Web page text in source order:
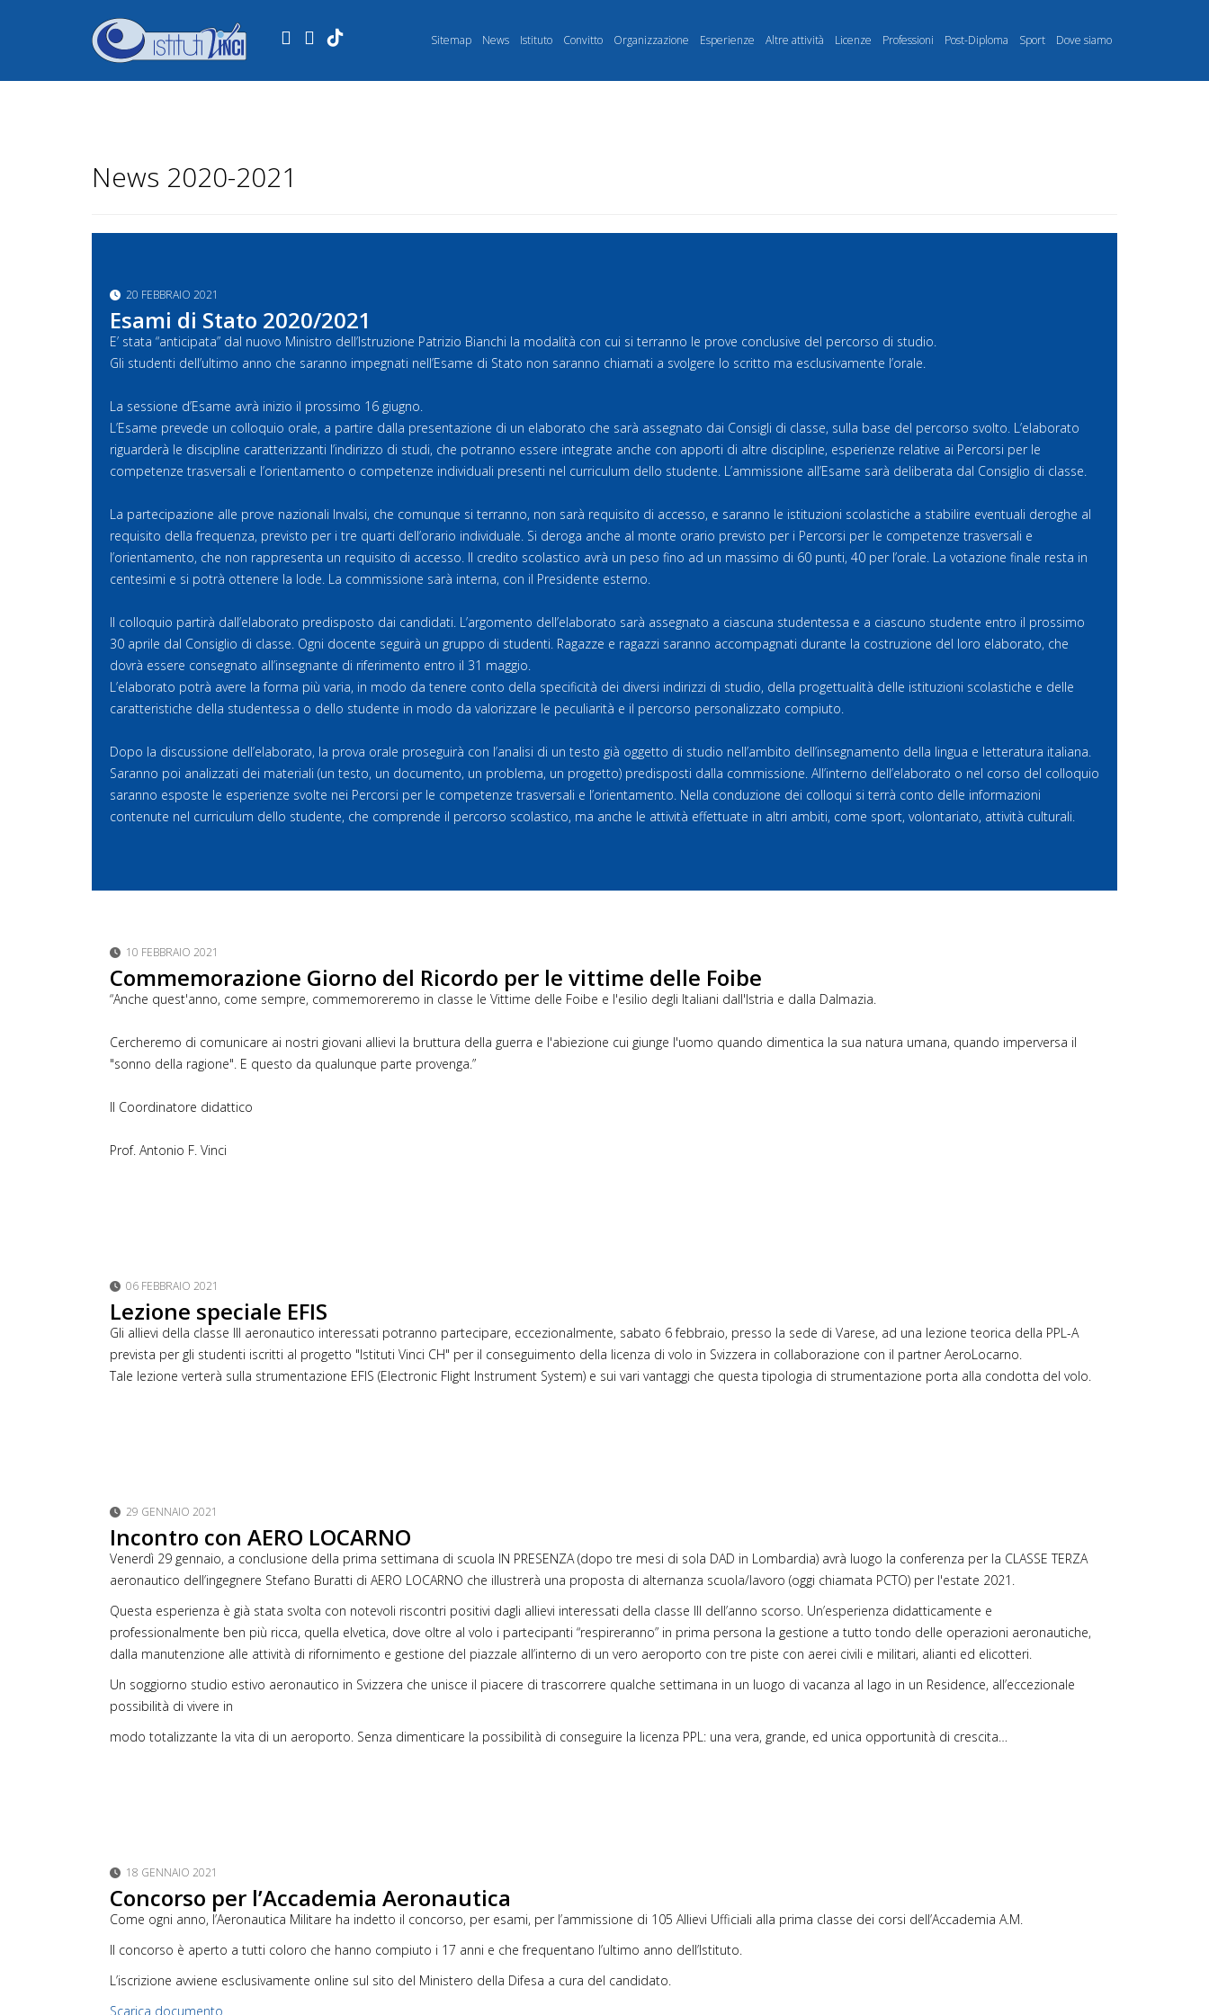
Sitemap News Istituto Convitto Organizzazione Esperienze Altre attività Licenze Professioni Post-Diploma Sport Dove siamo
.
News 2020-2021
20 FEBBRAIO 2021
Esami di Stato 2020/2021
E’ stata “anticipata” dal nuovo Ministro dell’Istruzione Patrizio Bianchi la modalità con cui si terranno le prove conclusive del percorso di studio.
Gli studenti dell’ultimo anno che saranno impegnati nell’Esame di Stato non saranno chiamati a svolgere lo scritto ma esclusivamente l’orale.
La sessione d’Esame avrà inizio il prossimo 16 giugno.
L’Esame prevede un colloquio orale, a partire dalla presentazione di un elaborato che sarà assegnato dai Consigli di classe, sulla base del percorso svolto. L’elaborato
riguarderà le discipline caratterizzanti l’indirizzo di studi, che potranno essere integrate anche con apporti di altre discipline, esperienze relative ai Percorsi per le
competenze trasversali e l’orientamento o competenze individuali presenti nel curriculum dello studente. L’ammissione all’Esame sarà deliberata dal Consiglio di classe.
La partecipazione alle prove nazionali Invalsi, che comunque si terranno, non sarà requisito di accesso, e saranno le istituzioni scolastiche a stabilire eventuali deroghe al
requisito della frequenza, previsto per i tre quarti dell’orario individuale. Si deroga anche al monte orario previsto per i Percorsi per le competenze trasversali e
l’orientamento, che non rappresenta un requisito di accesso. Il credito scolastico avrà un peso fino ad un massimo di 60 punti, 40 per l’orale. La votazione finale resta in
centesimi e si potrà ottenere la lode. La commissione sarà interna, con il Presidente esterno.
Il colloquio partirà dall’elaborato predisposto dai candidati. L’argomento dell’elaborato sarà assegnato a ciascuna studentessa e a ciascuno studente entro il prossimo
30 aprile dal Consiglio di classe. Ogni docente seguirà un gruppo di studenti. Ragazze e ragazzi saranno accompagnati durante la costruzione del loro elaborato, che
dovrà essere consegnato all’insegnante di riferimento entro il 31 maggio.
L’elaborato potrà avere la forma più varia, in modo da tenere conto della specificità dei diversi indirizzi di studio, della progettualità delle istituzioni scolastiche e delle
caratteristiche della studentessa o dello studente in modo da valorizzare le peculiarità e il percorso personalizzato compiuto.
Dopo la discussione dell’elaborato, la prova orale proseguirà con l’analisi di un testo già oggetto di studio nell’ambito dell’insegnamento della lingua e letteratura italiana.
Saranno poi analizzati dei materiali (un testo, un documento, un problema, un progetto) predisposti dalla commissione. All’interno dell’elaborato o nel corso del colloquio
saranno esposte le esperienze svolte nei Percorsi per le competenze trasversali e l’orientamento. Nella conduzione dei colloqui si terrà conto delle informazioni
contenute nel curriculum dello studente, che comprende il percorso scolastico, ma anche le attività effettuate in altri ambiti, come sport, volontariato, attività culturali.
10 FEBBRAIO 2021
Commemorazione Giorno del Ricordo per le vittime delle Foibe
“Anche quest'anno, come sempre, commemoreremo in classe le Vittime delle Foibe e l'esilio degli Italiani dall'Istria e dalla Dalmazia.
Cercheremo di comunicare ai nostri giovani allievi la bruttura della guerra e l'abiezione cui giunge l'uomo quando dimentica la sua natura umana, quando imperversa il
"sonno della ragione". E questo da qualunque parte provenga.”
Il Coordinatore didattico
Prof. Antonio F. Vinci
06 FEBBRAIO 2021
Lezione speciale EFIS
Gli allievi della classe III aeronautico interessati potranno partecipare, eccezionalmente, sabato 6 febbraio, presso la sede di Varese, ad una lezione teorica della PPL-A
prevista per gli studenti iscritti al progetto "Istituti Vinci CH" per il conseguimento della licenza di volo in Svizzera in collaborazione con il partner AeroLocarno.
Tale lezione verterà sulla strumentazione EFIS (Electronic Flight Instrument System) e sui vari vantaggi che questa tipologia di strumentazione porta alla condotta del volo.
29 GENNAIO 2021
Incontro con AERO LOCARNO
Venerdì 29 gennaio, a conclusione della prima settimana di scuola IN PRESENZA (dopo tre mesi di sola DAD in Lombardia) avrà luogo la conferenza per la CLASSE TERZA
aeronautico dell’ingegnere Stefano Buratti di AERO LOCARNO che illustrerà una proposta di alternanza scuola/lavoro (oggi chiamata PCTO) per l'estate 2021.
Questa esperienza è già stata svolta con notevoli riscontri positivi dagli allievi interessati della classe III dell’anno scorso. Un’esperienza didatticamente e
professionalmente ben più ricca, quella elvetica, dove oltre al volo i partecipanti “respireranno” in prima persona la gestione a tutto tondo delle operazioni aeronautiche,
dalla manutenzione alle attività di rifornimento e gestione del piazzale all’interno di un vero aeroporto con tre piste con aerei civili e militari, alianti ed elicotteri.
Un soggiorno studio estivo aeronautico in Svizzera che unisce il piacere di trascorrere qualche settimana in un luogo di vacanza al lago in un Residence, all’eccezionale
possibilità di vivere in
modo totalizzante la vita di un aeroporto. Senza dimenticare la possibilità di conseguire la licenza PPL: una vera, grande, ed unica opportunità di crescita…
18 GENNAIO 2021
Concorso per l’Accademia Aeronautica
Come ogni anno, l’Aeronautica Militare ha indetto il concorso, per esami, per l’ammissione di 105 Allievi Ufficiali alla prima classe dei corsi dell’Accademia A.M.
Il concorso è aperto a tutti coloro che hanno compiuto i 17 anni e che frequentano l’ultimo anno dell’Istituto.
L’iscrizione avviene esclusivamente online sul sito del Ministero della Difesa a cura del candidato.
Scarica documento